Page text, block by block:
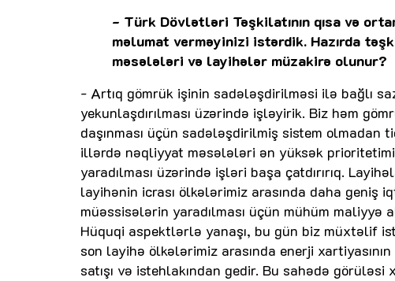
- Türk Dövlətləri Təşkilatının qısa və
məlumat verməyinizi istərdik. Hazırda
məsələləri və layihələr müzakirə olunur?
- Artıq gömrük işinin sadələşdirilməsi ilə bağlı
yekunlaşdırılması üzərində işləyirik. Biz həm
daşınması üçün sadələşdirilmiş sistem olmadan
illərdə nəqliyyat məsələləri ən yüksək
yaradılması üzərində işləri başa çatdırırıq.
layihənin icrası ölkələrimiz arasında daha
müəssisələrin yaradılması üçün mühüm maliyyə
Hüquqi aspektlərlə yanaşı, bu gün biz müxtəlif
son layihə ölkələrimiz arasında enerji
satışı və istehlakından gedir. Bu sahədə görüləsi